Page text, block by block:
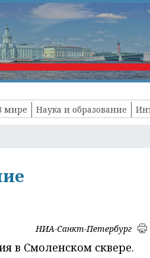
мире Наука и образование
НИА-Санкт-Петербург
в Смоленском сквере.